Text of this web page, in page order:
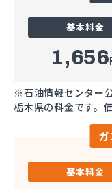
基本料金
1,656
※石油情報センター
栃木県の料金です。
基本料金